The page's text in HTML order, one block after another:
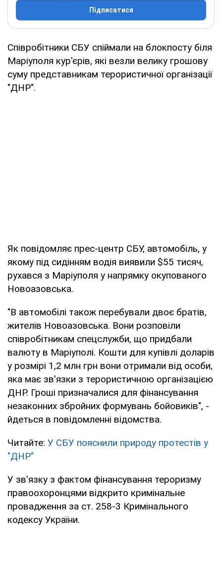
Підписатися
Співробітники СБУ спіймали на блокпосту біля
Маріуполя кур'єрів, які везли велику грошову
суму представникам терористичної організації
"ДНР".
Як повідомляє прес-центр СБУ, автомобіль, у
якому під сидінням водія виявили $55 тисяч,
рухався з Маріуполя у напрямку окупованого
Новоазовська.
"В автомобілі також перебували двоє братів,
жителів Новоазовська. Вони розповіли
співробітникам спецслужби, що придбали
валюту в Маріуполі. Кошти для купівлі доларів
у розмірі 1,2 млн грн вони отримали від особи,
яка має зв'язки з терористичною організацією
ДНР. Гроші призначалися для фінансування
незаконних збройних формувань бойовиків", -
йдеться в повідомленні відомства.
Читайте: У СБУ пояснили природу протестів у
"ДНР"
У зв'язку з фактом фінансування тероризму
правоохоронцями відкрито кримінальне
провадження за ст. 258-3 Кримінального
кодексу України.